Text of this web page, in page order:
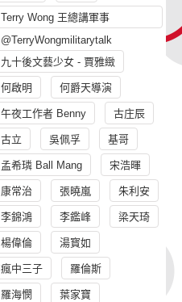
Terry Wong 王總講軍事
@TerryWongmilitarytalk
九十後文藝少女 - 賈雅緻
何啟明 何爵天導演
午夜工作者 Benny 古庄辰
古立 吳佩孚 基哥
孟希璘 Ball Mang 宋浩暉
康常治 張曉嵐 朱利安
李錦鴻 李鑑峰 梁天琦
楊偉倫 湯寳如
瘋中三子 羅倫斯
羅海憫 葉家寶